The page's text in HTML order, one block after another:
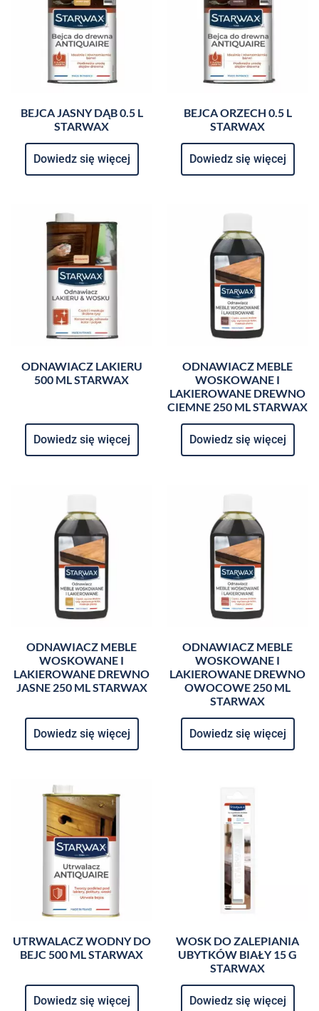
BEJCA JASNY DĄB 0.5 L
STARWAX
Dowiedz się więcej
BEJCA ORZECH 0.5 L
STARWAX
Dowiedz się więcej
ODNAWIACZ LAKIERU
500 ML STARWAX
Dowiedz się więcej
ODNAWIACZ MEBLE
WOSKOWANE I
LAKIEROWANE DREWNO
CIEMNE 250 ML STARWAX
Dowiedz się więcej
ODNAWIACZ MEBLE
WOSKOWANE I
LAKIEROWANE DREWNO
JASNE 250 ML STARWAX
Dowiedz się więcej
ODNAWIACZ MEBLE
WOSKOWANE I
LAKIEROWANE DREWNO
OWOCOWE 250 ML
STARWAX
Dowiedz się więcej
UTRWALACZ WODNY DO
BEJC 500 ML STARWAX
Dowiedz się więcej
WOSK DO ZALEPIANIA
UBYTKÓW BIAŁY 15 G
STARWAX
Dowiedz się więcej